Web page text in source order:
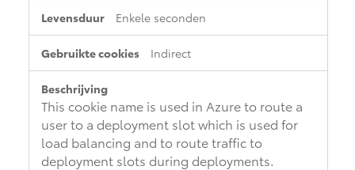
Enkele seconden
Indirect
This cookie name is used in Azure to route a
user to a deployment slot which is used for
load balancing and to route traffic to
deployment slots during deployments.